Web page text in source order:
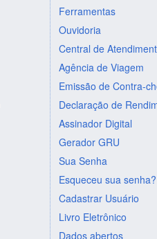
Ferramentas
Ouvidoria
Central de
Agência de Viagem
Emissão de Contra-
Declaração de
Assinador Digital
Gerador GRU
Sua Senha
Esqueceu sua senha?
Cadastrar Usuário
Livro Eletrônico
Dados abertos